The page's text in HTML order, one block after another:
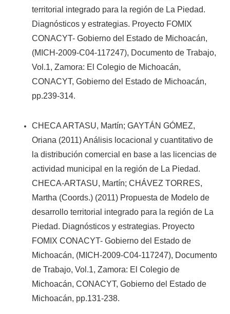
territorial integrado para la región de La Piedad.
Diagnósticos y estrategias. Proyecto FOMIX
CONACYT- Gobierno del Estado de Michoacán,
(MICH-2009-C04-117247), Documento de Trabajo,
Vol.1, Zamora: El Colegio de Michoacán,
CONACYT, Gobierno del Estado de Michoacán,
pp.239-314.
CHECA ARTASU, Martín; GAYTÁN GÓMEZ,
Oriana (2011) Análisis locacional y cuantitativo de
la distribución comercial en base a las licencias de
actividad municipal en la región de La Piedad.
CHECA-ARTASU, Martín; CHÁVEZ TORRES,
Martha (Coords.) (2011) Propuesta de Modelo de
desarrollo territorial integrado para la región de La
Piedad. Diagnósticos y estrategias. Proyecto
FOMIX CONACYT- Gobierno del Estado de
Michoacán, (MICH-2009-C04-117247), Documento
de Trabajo, Vol.1, Zamora: El Colegio de
Michoacán, CONACYT, Gobierno del Estado de
Michoacán, pp.131-238.